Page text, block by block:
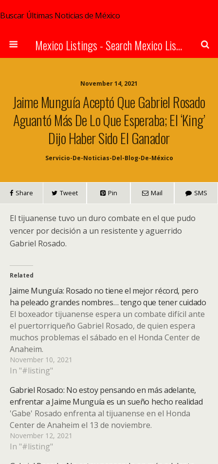
Buscar Últimas Noticias de México
Mexico Listings - Search Mexico Listings Online
November 14, 2021
Jaime Munguía Aceptó Que Gabriel Rosado
Aguantó Más De Lo Que Esperaba; El ‘King’
Dijo Haber Sido El Ganador
Servicio-De-Noticias-Del-Blog-De-México
Share Tweet Pin Mail SMS
El tijuanense tuvo un duro combate en el que pudo
vencer por decisión a un resistente y aguerrido
Gabriel Rosado.
Related
Jaime Munguía: Rosado no tiene el mejor récord, pero
ha peleado grandes nombres… tengo que tener cuidado
El boxeador tijuanense espera un combate difícil ante
el puertorriqueño Gabriel Rosado, de quien espera
muchos problemas el sábado en el Honda Center de
Anaheim.
November 10, 2021
In "#listing"
Gabriel Rosado: No estoy pensando en más adelante,
enfrentar a Jaime Munguía es un sueño hecho realidad
'Gabe' Rosado enfrenta al tijuanense en el Honda
Center de Anaheim el 13 de noviembre.
November 12, 2021
In "#listing"